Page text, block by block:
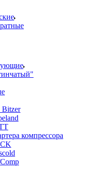
Bitzer
компрессора